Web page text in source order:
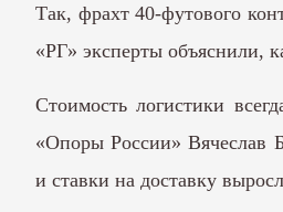
Так, фрахт 40-футового
«РГ» эксперты объяснили,
Стоимость логистики
«Опоры России» Вячеслав
и ставки на доставку